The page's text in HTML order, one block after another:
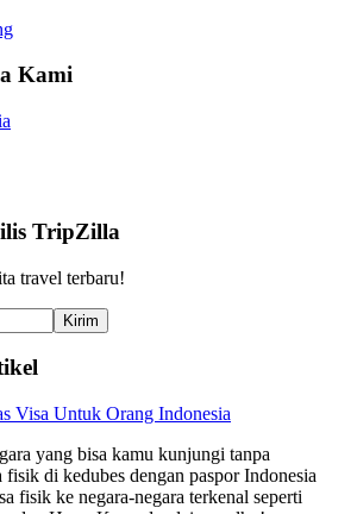
Kami
TripZilla
travel terbaru!
Kirim
Visa Untuk Orang Indonesia
yang bisa kamu kunjungi tanpa
fisik di kedubes dengan paspor Indonesia
fisik ke negara-negara terkenal seperti